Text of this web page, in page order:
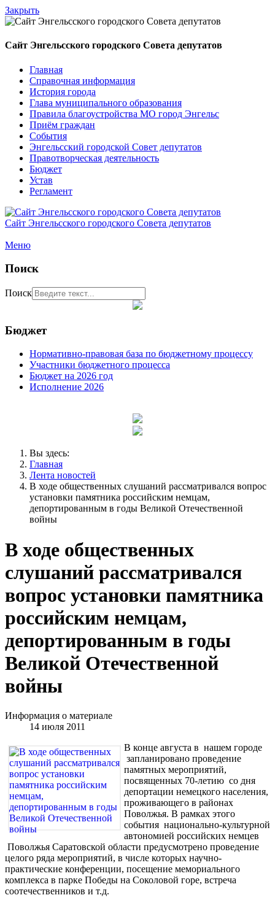
Закрыть
Сайт Энгельсского городского Совета депутатов
Главная
Справочная информация
История города
Глава муниципального образования
Правила благоустройства МО город Энгельс
Приём граждан
События
Энгельсский городской Совет депутатов
Правотворческая деятельность
Бюджет
Устав
Регламент
Сайт Энгельсского городского Совета депутатов
Меню
Поиск
Поиск
Бюджет
Нормативно-правовая база по бюджетному процессу
Участники бюджетного процесса
Бюджет на 2026 год
Исполнение 2026
Вы здесь:
Главная
Лента новостей
В ходе общественных слушаний рассматривался вопрос
установки памятника российским немцам,
депортированным в годы Великой Отечественной
войны
В ходе общественных
слушаний рассматривался
вопрос установки памятника
российским немцам,
депортированным в годы
Великой Отечественной
войны
Информация о материале
14 июля 2011
В конце августа в нашем городе
запланировано проведение
памятных мероприятий,
посвященных 70-летию со дня
депортации немецкого населения,
проживающего в районах
Поволжья. В рамках этого
события национально-культурной
автономией российских немцев
Поволжья Саратовской области предусмотрено проведение
целого ряда мероприятий, в числе которых научно-
практические конференции, посещение мемориального
комплекса в парке Победы на Соколовой горе, встреча
соотечественников и т.д.